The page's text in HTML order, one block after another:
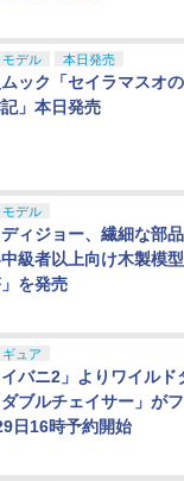
モデル 本日発売
ック「セイラマスオ
」本日発売
モデル
ィジョー、繊細な部
中級者以上向け木製模
を発売
ギュア
イバニ2」よりワイル
ブルチェイサー」が
日16時予約開始